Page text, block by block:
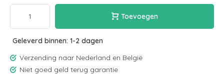
Toevoegen
Geleverd binnen: 1-2 dagen
Verzending naar Nederland en België
Niet goed geld terug garantie